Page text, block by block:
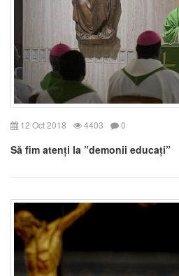
12 Oct 2018 4403 0
Să fim atenți la ”demonii educați”